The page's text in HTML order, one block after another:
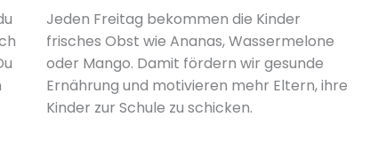
Jeden Freitag bekommen die Kinder
frisches Obst wie Ananas, Wassermelone
oder Mango. Damit fördern wir gesunde
Ernährung und motivieren mehr Eltern, ihre
Kinder zur Schule zu schicken.